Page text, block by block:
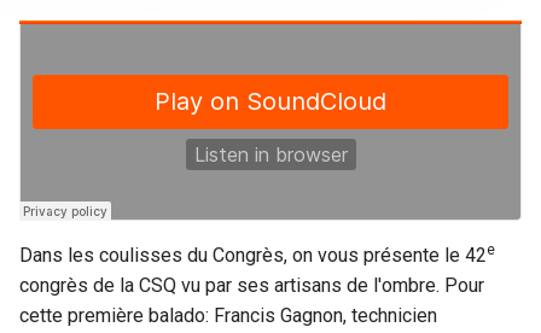
Dans les coulisses du Congrès, on vous présente le 42e
congrès de la CSQ vu par ses artisans de l'ombre. Pour
cette première balado: Francis Gagnon, technicien